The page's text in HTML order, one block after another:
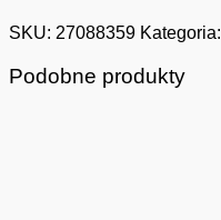
SKU: 27088359 Kategoria:
Podobne produkty